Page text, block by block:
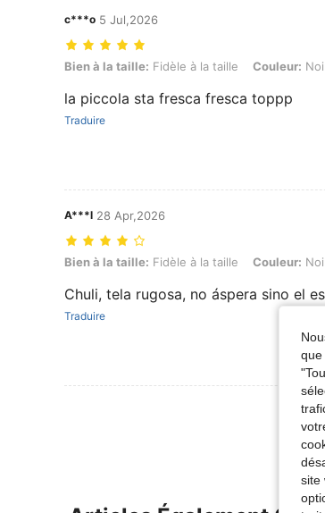
c***o 5 Jul,2026
Bien à la taille: Fidèle à la taille, Couleur: Noir et
Bien à la taille: Fidèle à la taille Couleur:
la piccola sta fresca fresca toppp
Traduire
A***l 28 Apr,2026
Bien à la taille: Fidèle à la taille, Couleur: Noir et
Bien à la taille: Fidèle à la taille Couleur:
Chuli, tela rugosa, no áspera sino el
Traduire
que
site